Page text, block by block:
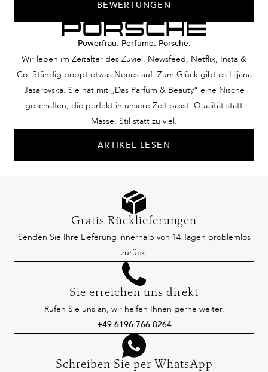
BEWERTUNGEN
Powerfrau. Perfume. Porsche.
Wir leben im Zeitalter des Zuviel. Newsfeed, Netflix, Insta &
Co: Ständig poppt etwas Neues auf. Zum Glück gibt es Liljana
Jasarovska. Sie hat mit „Das Parfum & Beauty“ eine Nische
geschaffen, die perfekt in unsere Zeit passt: Qualität statt
Masse, Stil statt zu viel.
ARTIKEL LESEN
Gratis Rücklieferungen
Senden Sie Ihre Lieferung innerhalb von 14 Tagen problemlos
zurück.
Sie erreichen uns direkt
Rufen Sie uns an, wir helfen Ihnen gerne weiter.
+49 6196 766 8264
Schreiben Sie per WhatsApp